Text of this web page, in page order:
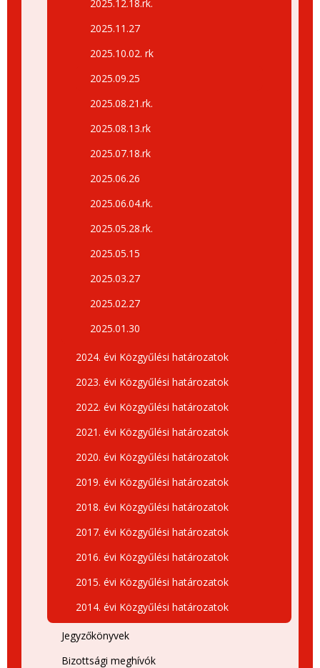
2025.12.18.rk.
2025.11.27
2025.10.02. rk
2025.09.25
2025.08.21.rk.
2025.08.13.rk
2025.07.18.rk
2025.06.26
2025.06.04.rk.
2025.05.28.rk.
2025.05.15
2025.03.27
2025.02.27
2025.01.30
2024. évi Közgyűlési határozatok
2023. évi Közgyűlési határozatok
2022. évi Közgyűlési határozatok
2021. évi Közgyűlési határozatok
2020. évi Közgyűlési határozatok
2019. évi Közgyűlési határozatok
2018. évi Közgyűlési határozatok
2017. évi Közgyűlési határozatok
2016. évi Közgyűlési határozatok
2015. évi Közgyűlési határozatok
2014. évi Közgyűlési határozatok
Jegyzőkönyvek
Bizottsági meghívók